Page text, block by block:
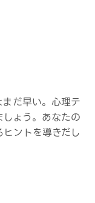
だ早い。心理テ
ょう。あなたの
ントを導きだし